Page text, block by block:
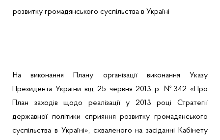
розвитку громадянського суспільства в Україні
На виконання Плану організації виконання Указу
Президента України від 25 червня 2013 р. №342 «Про
План заходів щодо реалізації у 2013 році Стратегії
державної політики сприяння розвитку громадянського
суспільства в Україні», схваленого на засіданні Кабінету